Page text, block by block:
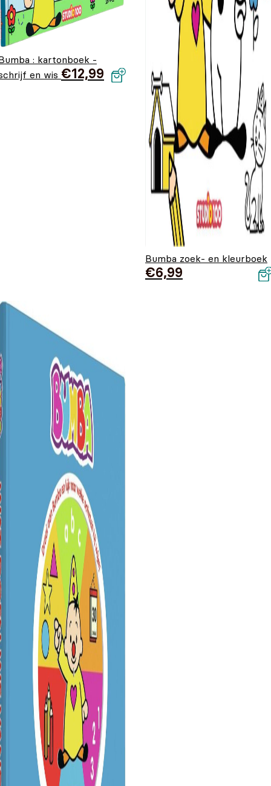
: kartonboek -
en wis €12,99
Bumba zoek- en kleurboek
€6,99